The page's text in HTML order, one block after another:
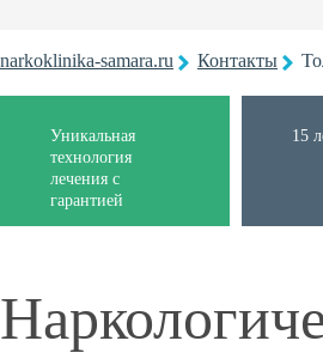
narkoklinika-samara.ru Контакты
Уникальная
технология
лечения с
гарантией
15